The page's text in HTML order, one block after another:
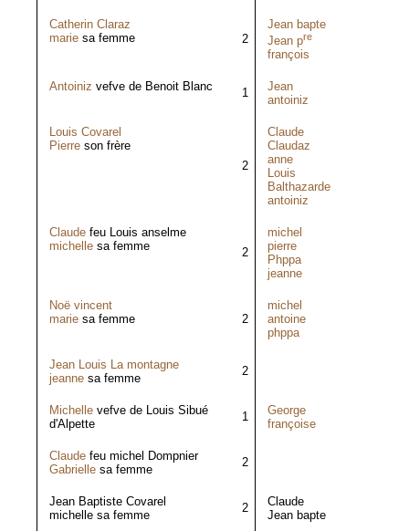
Catherin Claraz
marie sa femme 2
Jean bapte
Jean pre
françois
Antoiniz vefve de Benoit Blanc 1
Jean
antoiniz
Louis Covarel
Pierre son frère
2
Claude
Claudaz
anne
Louis
Balthazarde
antoiniz
Claude feu Louis anselme
michelle sa femme 2
michel
pierre
Phppa
jeanne
Noë vincent
marie sa femme 2
michel
antoine
phppa
Jean Louis La montagne
jeanne sa femme
2
Michelle vefve de Louis Sibué
d'Alpette
1
George
françoise
Claude feu michel Dompnier
Gabrielle sa femme
2
Jean Baptiste Covarel
michelle sa femme
2
Claude
Jean bapte